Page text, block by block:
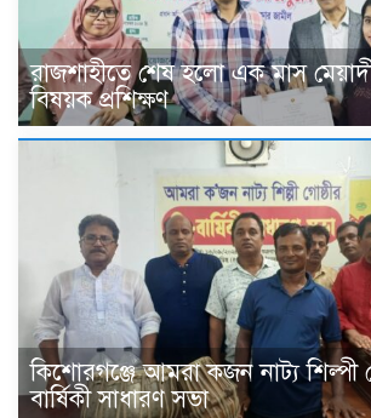
রাজশাহীতে শেষ হলো এক মাস
বিষয়ক প্রশিক্ষণ
কিশোরগঞ্জে আমরা কজন নাট্য শিল্পী
বার্ষিকী সাধারণ সভা